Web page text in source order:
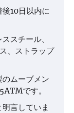
10日以内に
スチール、
、ストラップ
ムーブメン
です。
言していま